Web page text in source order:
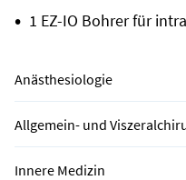
Anästhesiologie
Allgemein- und
Innere Medizin
1 EZ-IO Bohrer für